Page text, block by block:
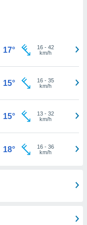
17° 16- 42
km/h
15° 16- 35
km/h
15° 13- 32
km/h
18° 16- 36
km/h